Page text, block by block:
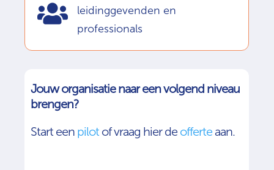

leidinggevenden en
professionals
Jouw organisatie naar een volgend niveau
brengen?
Start een pilotof vraag hier de offerteaan.